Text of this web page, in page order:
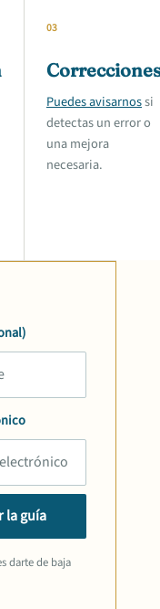
03
Puedes avisarnossi
detectas un error o
una mejora
necesaria.
la guía
darte de baja